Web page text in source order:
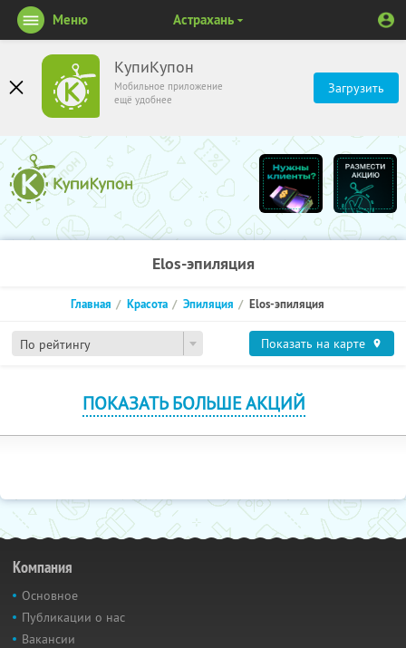
КупиКупон
Мобильное приложение
ещё удобнее
Загрузить
Меню Астрахань
Elos-эпиляция
По рейтингу
Главная Красота Эпиляция Elos-эпиляция
Показать на карте
ПОКАЗАТЬ БОЛЬШЕ АКЦИЙ
Компания
Основное
Публикации о нас
Вакансии